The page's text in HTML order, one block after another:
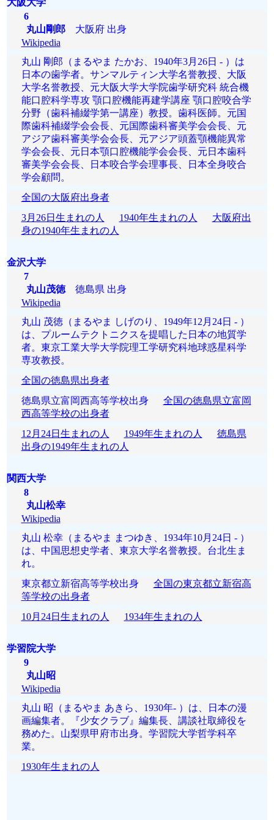
大阪大学
6
丸山剛郎大阪府 出身
Wikipedia
丸山 剛郎（まるやま たかお、1940年3月26日 - ）は
日本の歯学者。サンマルティン大学名誉教授、大阪
大学名誉教授、元大阪大学大学院歯学研究科 統合機
能口腔科学専攻 顎口腔機能再建学講座 顎口腔咬合学
分野（歯科補綴学第一講座）教授。歯科医師。元国
際歯科補綴学会会長、元国際歯科審美学会会長、元
アジア歯科審美学会会長、元アジア頭蓋顎機能異常
学会会長、元日本顎口腔機能学会会長、元日本歯科
審美学会会長、日本咬合学会理事長、日本全身咬合
学会顧問。
全国の大阪府出身者
3月26日生まれの人
1940年生まれの人
大阪府出
身の1940年生まれの人
金沢大学
7
丸山茂徳徳島県 出身
Wikipedia
丸山 茂徳（まるやま しげのり、1949年12月24日 - ）
は、プルームテクトニクスを提唱した日本の地質学
者。東京工業大学大学院理工学研究科地球惑星科学
専攻教授。
全国の徳島県出身者
徳島県立富岡西高等学校出身 全国の徳島県立富岡
西高等学校の出身者
12月24日生まれの人
1949年生まれの人
徳島県
出身の1949年生まれの人
関西大学
8
丸山松幸
Wikipedia
丸山 松幸（まるやま まつゆき、1934年10月24日 - ）
は、中国思想史学者、東京大学名誉教授。台北生ま
れ。
東京都立新宿高等学校出身 全国の東京都立新宿高
等学校の出身者
10月24日生まれの人
1934年生まれの人
学習院大学
9
丸山昭
Wikipedia
丸山 昭（まるやま あきら、1930年- ）は、日本の漫
画編集者。『少女クラブ』編集長、講談社取締役を
務めた。山梨県甲府市出身。学習院大学哲学科卒
業。
1930年生まれの人